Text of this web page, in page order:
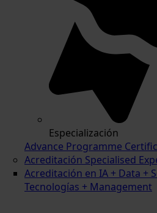
Especialización
Advance Programme
Acreditación Specialised
Acreditación en IA + Data +
Tecnologías + Management